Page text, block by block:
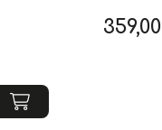
359,00